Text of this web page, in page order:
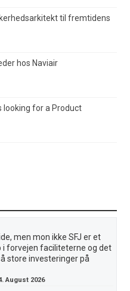
til fremtidens
hos Naviair
looking for a Product
men mon ikke SFJ er et
i forvejen faciliteterne og det
store investeringer på
August 2026